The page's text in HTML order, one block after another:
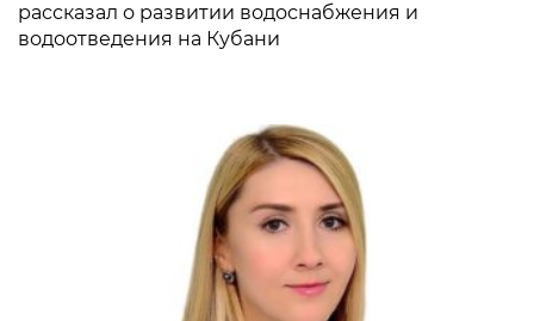
рассказал о развитии водоснабжения и
водоотведения на Кубани